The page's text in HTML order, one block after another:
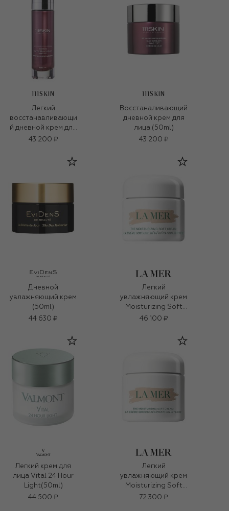
111SKIN
Легкий
восстанавливающи
й дневной крем для
лица (50ml)
43 200 ₽
111SKIN
Восстаналивающий
дневной крем для
лица (50ml)
43 200 ₽
Дневной
увлажняющий крем
(50ml)
44 630 ₽
Легкий
увлажняющий крем
Moisturizing Soft
Cream (60ml)
46 100 ₽
Легкий крем для
лица Vital 24 Hour
Light(50ml)
44 500 ₽
Легкий
увлажняющий крем
Moisturizing Soft
Cream (100ml)
72 300 ₽